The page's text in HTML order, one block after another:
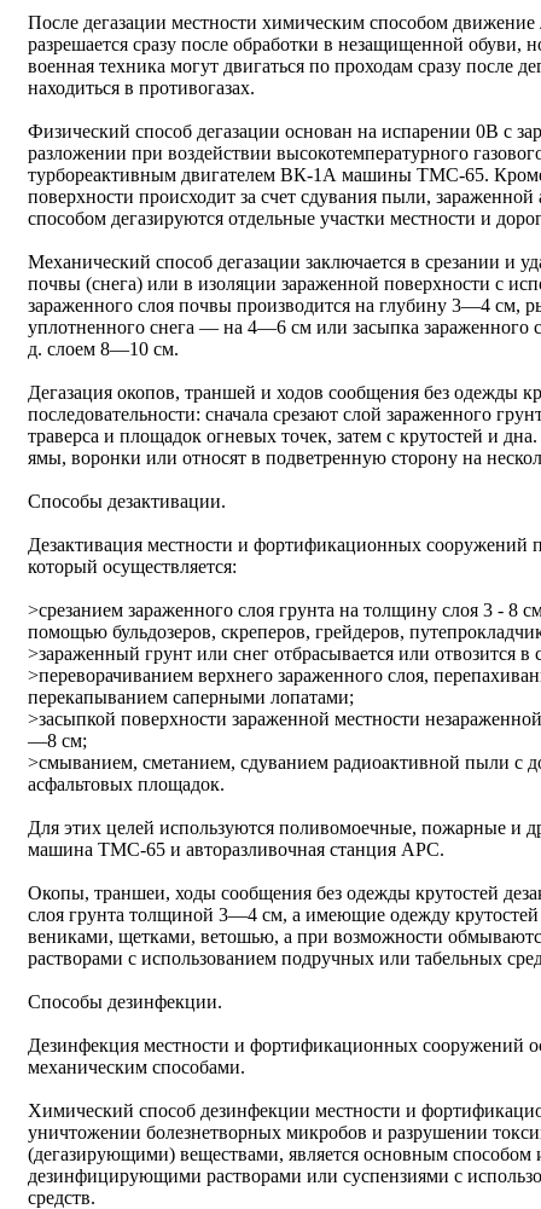
После дегазации местности химическим способом
разрешается сразу после обработки в незащищенной обуви,
военная техника могут двигаться по проходам сразу после
находиться в противогазах.
Физический способ дегазации основан на испарении 0В с
разложении при воздействии высокотемпературного
турбореактивным двигателем ВК-1А машины ТМС-65. Кроме
поверхности происходит за счет сдувания пыли,
способом дегазируются отдельные участки местности и
Механический способ дегазации заключается в срезании и
почвы (снега) или в изоляции зараженной поверхности с
зараженного слоя почвы производится на глубину 3—4 см,
уплотненного снега — на 4—6 см или засыпка зараженного
д. слоем 8—10 см.
Дегазация окопов, траншей и ходов сообщения без одежды
последовательности: сначала срезают слой зараженного
траверса и площадок огневых точек, затем с крутостей и
ямы, воронки или относят в подветренную сторону на
Способы дезактивации.
Дезактивация местности и фортификационных сооружений
который осуществляется:
>срезанием зараженного слоя грунта на толщину слоя 3 - 8
помощью бульдозеров, скреперов, грейдеров,
>зараженный грунт или снег отбрасывается или отвозится в
>переворачиванием верхнего зараженного слоя,
перекапыванием саперными лопатами;
>засыпкой поверхности зараженной местности
—8 см;
>смыванием, сметанием, сдуванием радиоактивной пыли с
асфальтовых площадок.
Для этих целей используются поливомоечные, пожарные и
машина ТМС-65 и авторазливочная станция АРС.
Окопы, траншеи, ходы сообщения без одежды крутостей
слоя грунта толщиной 3—4 см, а имеющие одежду
вениками, щетками, ветошью, а при возможности
растворами с использованием подручных или табельных
Способы дезинфекции.
Дезинфекция местности и фортификационных сооружений
механическим способами.
Химический способ дезинфекции местности и
уничтожении болезнетворных микробов и разрушении
(дегазирующими) веществами, является основным способом
дезинфицирующими растворами или суспензиями с
средств.